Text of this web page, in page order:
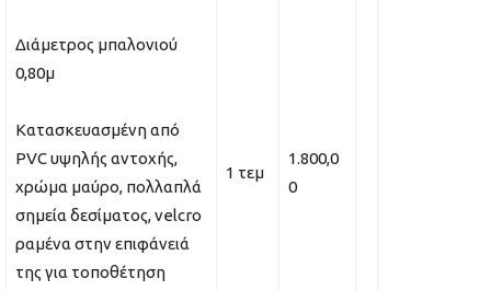
Διάμετρος μπαλονιού
0,80μ
Κατασκευασμένη από
PVC υψηλής αντοχής,
χρώμα μαύρο, πολλαπλά
σημεία δεσίματος, velcro
ραμένα στην επιφάνειά
της για τοποθέτηση
1 τεμ
1.800,0
0